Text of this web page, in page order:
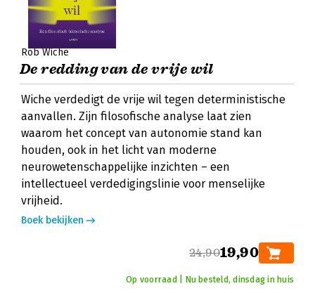
Rob Wiche
De redding van de vrije wil
Wiche verdedigt de vrije wil tegen deterministische
aanvallen. Zijn filosofische analyse laat zien
waarom het concept van autonomie stand kan
houden, ook in het licht van moderne
neurowetenschappelijke inzichten – een
intellectueel verdedigingslinie voor menselijke
vrijheid.
Boek bekijken
24,9019,90
Op voorraad | Nu besteld, dinsdag in huis